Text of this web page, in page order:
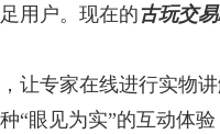
用户。现在的古玩交
让专家在线进行实物
“眼见为实”的互动体